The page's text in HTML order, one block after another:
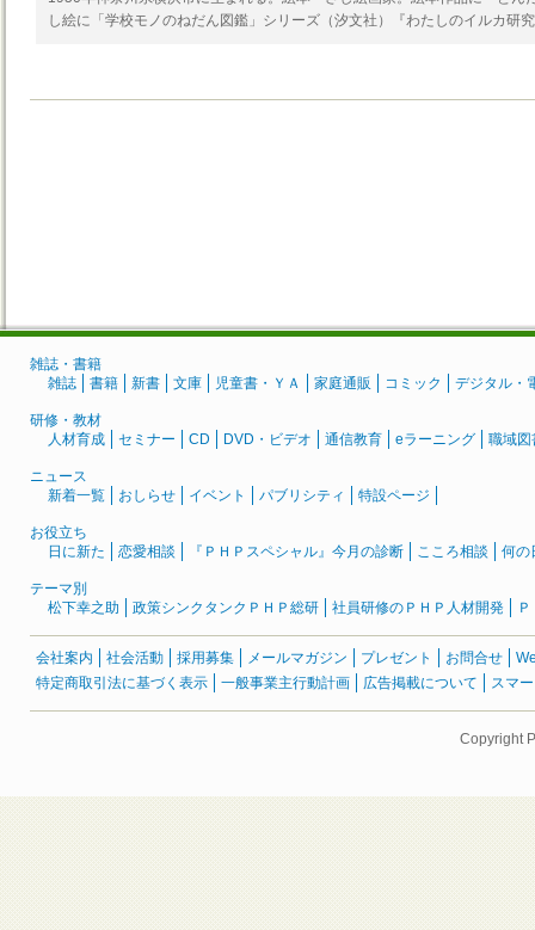
し絵に「学校モノのねだん図鑑」シリーズ（汐文社）『わたしのイルカ研
雑誌・書籍
雑誌
書籍 新書 文庫 児童書・ＹＡ 家庭通販 コミック デジタル・
研修・教材
人材育成
セミナー CD DVD・ビデオ 通信教育 eラーニング 職域図
ニュース
新着一覧
おしらせ イベント パブリシティ 特設ページ
お役立ち
日に新た
恋愛相談 『ＰＨＰスペシャル』今月の診断 こころ相談 何の
テーマ別
松下幸之助
政策シンクタンクＰＨＰ総研 社員研修のＰＨＰ人材開発
会社案内 社会活動 採用募集 メールマガジン プレゼント お問合せ
特定商取引法に基づく表示
一般事業主行動計画 広告掲載について スマ
Copyright